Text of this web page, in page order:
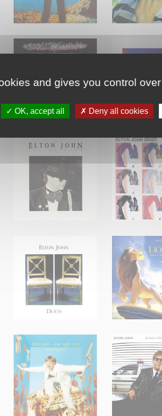
and gives you control
OK, accept all Deny all cookies